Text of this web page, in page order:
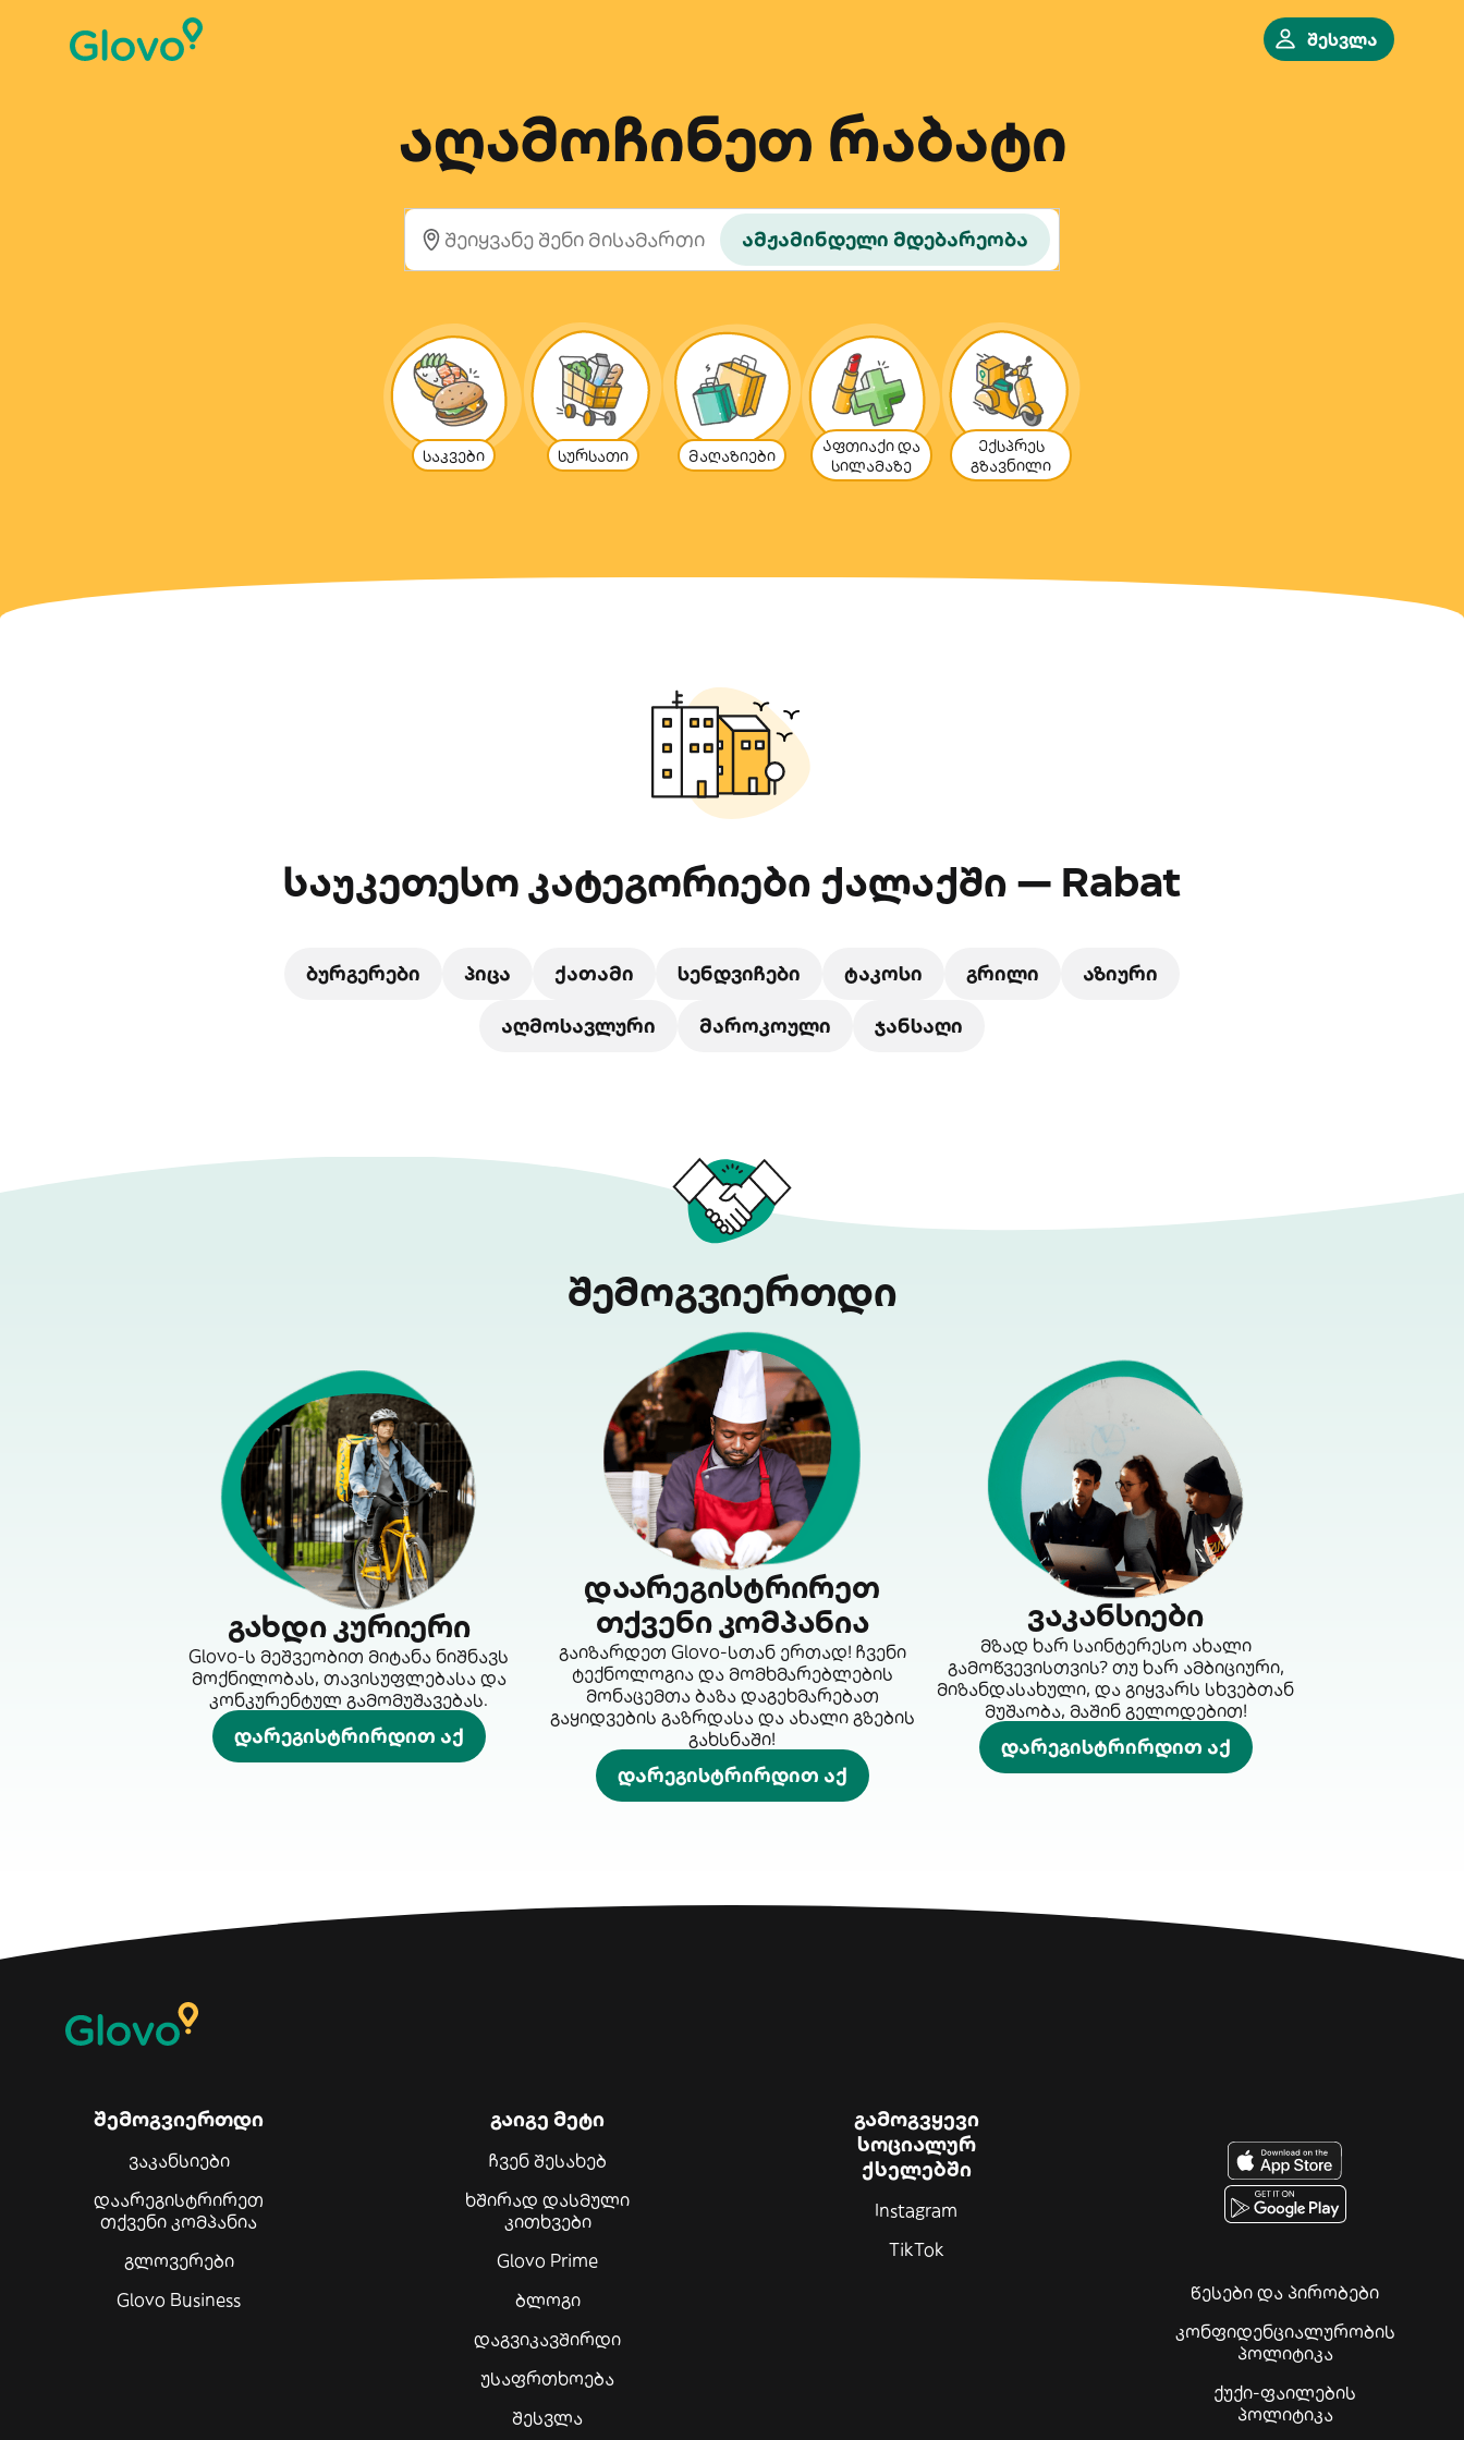
შესვლა
აღამოჩინეთ რაბატი
ამჟამინდელი მდებარეობა
საკვები სურსათი Მაღაზიები
Აფთიაქი და
სილამაზე
Ექსპრეს
გზავნილი
საუკეთესო კატეგორიები ქალაქში — Rabat
ბურგერები პიცა ქათამი სენდვიჩები ტაკოსი გრილი აზიური
აღმოსავლური მაროკოული ჯანსაღი
შემოგვიერთდი
გახდი კურიერი
Glovo-ს მეშვეობით მიტანა ნიშნავს
მოქნილობას, თავისუფლებასა და
კონკურენტულ გამომუშავებას.
დარეგისტრირდით აქ
დაარეგისტრირეთ
თქვენი კომპანია
გაიზარდეთ Glovo-სთან ერთად! ჩვენი
ტექნოლოგია და მომხმარებლების
მონაცემთა ბაზა დაგეხმარებათ
გაყიდვების გაზრდასა და ახალი გზების
გახსნაში!
დარეგისტრირდით აქ
ვაკანსიები
მზად ხარ საინტერესო ახალი
გამოწვევისთვის? თუ ხარ ამბიციური,
მიზანდასახული, და გიყვარს სხვებთან
მუშაობა, მაშინ გელოდებით!
დარეგისტრირდით აქ
შემოგვიერთდი
ვაკანსიები
დაარეგისტრირეთ
თქვენი კომპანია
გლოვერები
Glovo Business
გაიგე მეტი
ჩვენ შესახებ
ხშირად დასმული
კითხვები
Glovo Prime
ბლოგი
დაგვიკავშირდი
უსაფრთხოება
შესვლა
გამოგვყევი
სოციალურ
ქსელებში
Instagram
TikTok
წესები და პირობები
კონფიდენციალურობის
პოლიტიკა
ქუქი-ფაილების
პოლიტიკა